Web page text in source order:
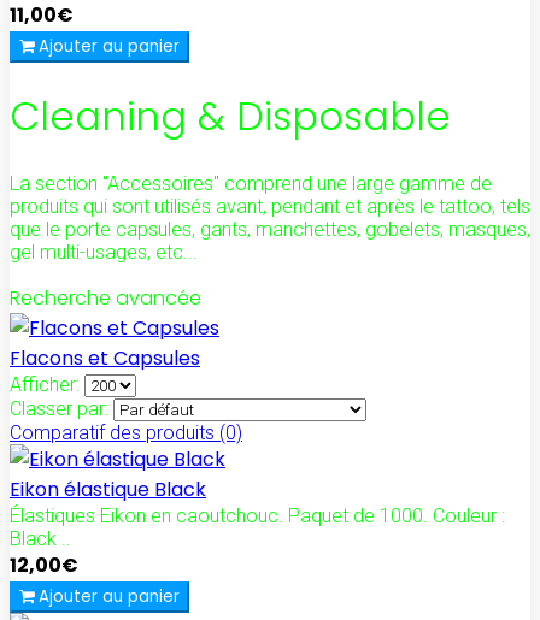
11,00€
Ajouter au panier
Cleaning & Disposable
La section "Accessoires" comprend une large gamme de
produits qui sont utilisés avant, pendant et après le tattoo, tels
que le porte capsules, gants, manchettes, gobelets, masques,
gel multi-usages, etc...
Recherche avancée
Flacons et Capsules
Afficher:
Classer par:
Comparatif des produits (0)
Eikon élastique Black
Élastiques Eikon en caoutchouc. Paquet de 1000. Couleur :
Black ..
12,00€
Ajouter au panier